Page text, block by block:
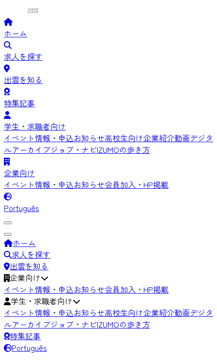
ホーム
求人を探す
出雲を知る
特集記事
学生・求職者向け
イベント情報・申込お知らせ高校生向け企業紹介動画デジタ
ルアーカイブジョブ・ナビIZUMOの歩き方
企業向け
イベント情報・申込お知らせ会員加入・HP掲載
Português
ホーム
求人を探す
出雲を知る
企業向け
イベント情報・申込お知らせ会員加入・HP掲載
学生・求職者向け
イベント情報・申込お知らせ高校生向け企業紹介動画デジタ
ルアーカイブジョブ・ナビIZUMOの歩き方
特集記事
Português